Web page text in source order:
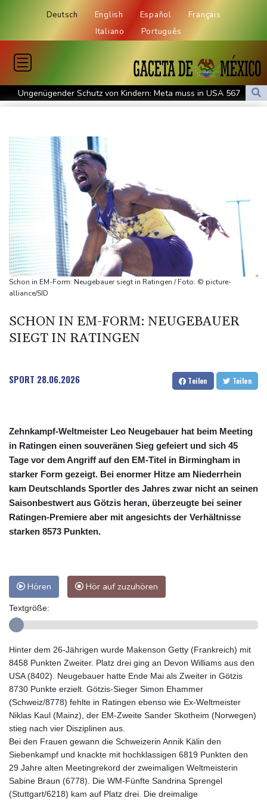
Deutsch English Español
Français
Italiano
Português
Ungenügender Schutz von Kindern: Meta muss in USA 567
Millionen Dollar zahlen
Dialog - ohne Machado
USA wollen bei Visa-Anträgen offenbar Online-Aktivitäten noch
stärker überprüfen
Röwekamp: Innenministerium muss zentral für Drohnenabwehr
zuständig sein
Trump unternimmt neuen Vorstoß im Streit um US-
Staatsbürgerschaft
Erdogan reist zu Dreier-Gipfel mit Pakistan nach Saudi-Arabien
58 Soldaten im Jemen bei Huthi-Angriffen getötet - Regierung
kündigt Vergeltung an
Jemen: 38 Soldaten bei Huthi-Angriffen getötet - Regierung
kündigt Vergeltung an
Damaskus
Schon in EM-Form: Neugebauer siegt in Ratingen / Foto: © picture-
alliance/SID
SCHON IN EM-FORM: NEUGEBAUER
SIEGT IN RATINGEN
SPORT 28.06.2026 Teilen Teilen
Zehnkampf-Weltmeister Leo Neugebauer hat beim Meeting
in Ratingen einen souveränen Sieg gefeiert und sich 45
Tage vor dem Angriff auf den EM-Titel in Birmingham in
starker Form gezeigt. Bei enormer Hitze am Niederrhein
kam Deutschlands Sportler des Jahres zwar nicht an seinen
Saisonbestwert aus Götzis heran, überzeugte bei seiner
Ratingen-Premiere aber mit angesichts der Verhältnisse
starken 8573 Punkten.
Hören Hör auf zuzuhören
Textgröße:
Hinter dem 26-Jährigen wurde Makenson Getty (Frankreich) mit
8458 Punkten Zweiter. Platz drei ging an Devon Williams aus den
USA (8402). Neugebauer hatte Ende Mai als Zweiter in Götzis
8730 Punkte erzielt. Götzis-Sieger Simon Ehammer
(Schweiz/8778) fehlte in Ratingen ebenso wie Ex-Weltmeister
Niklas Kaul (Mainz), der EM-Zweite Sander Skotheim (Norwegen)
stieg nach vier Disziplinen aus.
Bei den Frauen gewann die Schweizerin Annik Kälin den
Siebenkampf und knackte mit hochklassigen 6819 Punkten den
29 Jahre alten Meetingrekord der zweimaligen Weltmeisterin
Sabine Braun (6778). Die WM-Fünfte Sandrina Sprengel
(Stuttgart/6218) kam auf Platz drei. Die dreimalige